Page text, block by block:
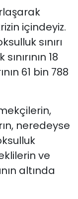
içindeyiz.
sınırı
18
61 bin 788
neredeyse
ve
altında